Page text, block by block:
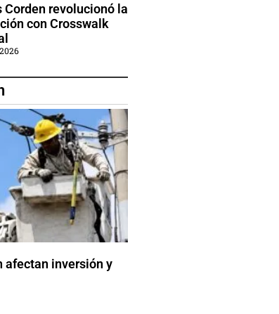
Corden revolucionó la
con Crosswalk
afectan inversión y